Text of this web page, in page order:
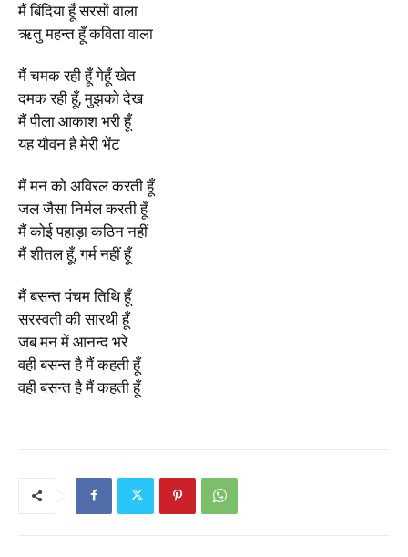
मैं बिंदिया हूँ सरसों वाला
ऋतु महन्त हूँ कविता वाला
मैं चमक रही हूँ गेहूँ खेत
दमक रही हूँ, मुझको देख
मैं पीला आकाश भरी हूँ
यह यौवन है मेरी भेंट
मैं मन को अविरल करती हूँ
जल जैसा निर्मल करती हूँ
मैं कोई पहाड़ा कठिन नहीं
मैं शीतल हूँ, गर्म नहीं हूँ
मैं बसन्त पंचम तिथि हूँ
सरस्वती की सारथी हूँ
जब मन में आनन्द भरे
वही बसन्त है मैं कहती हूँ
वही बसन्त है मैं कहती हूँ